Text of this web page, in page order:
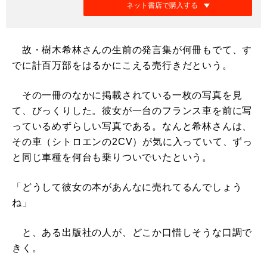
ネット書店で購入する
故・樹木希林さんの生前の発言集が何冊もでて、す
でに計百万部をはるかにこえる売行きだという。
その一冊のなかに掲載されている一枚の写真を見
て、びっくりした。彼女が一台のフランス車を前に写
っているめずらしい写真である。なんと希林さんは、
その車（シトロエンの2CV）が気に入っていて、ずっ
と同じ車種を何台も乗りついでいたという。
「どうして彼女の本があんなに売れてるんでしょう
ね」
と、ある出版社の人が、どこか口惜しそうな口調で
きく。